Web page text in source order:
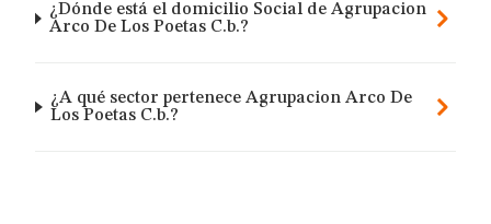
¿Dónde está el domicilio Social de Agrupacion
Arco De Los Poetas C.b.?
¿A qué sector pertenece Agrupacion Arco De
Los Poetas C.b.?